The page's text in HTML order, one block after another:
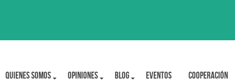
Quienes Somos OPINIONES BLOG Eventos Cooperación